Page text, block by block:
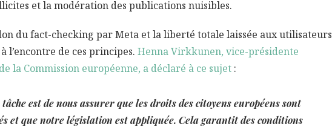
et la modération des publications nuisibles.
du fact-checking par Meta et la liberté totale laissée aux utilisateurs
l’encontre de ces principes. Henna Virkkunen, vice-présidente
la Commission européenne, a déclaré à ce sujet :
est de nous assurer que les droits des citoyens européens sont
et que notre législation est appliquée. Cela garantit des conditions